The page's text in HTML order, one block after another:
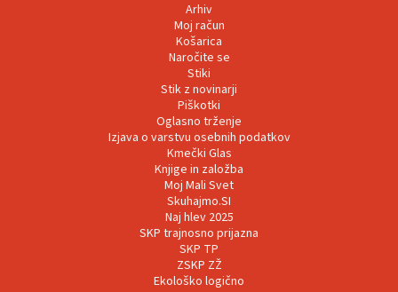
Arhiv
Moj račun
Košarica
Naročite se
Stiki
Stik z novinarji
Piškotki
Oglasno trženje
Izjava o varstvu osebnih podatkov
Kmečki Glas
Knjige in založba
Moj Mali Svet
Skuhajmo.SI
Naj hlev 2025
SKP trajnosno prijazna
SKP TP
ZSKP ZŽ
Ekološko logično